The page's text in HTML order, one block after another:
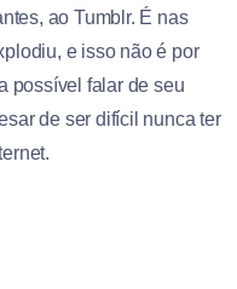
ao Tumblr. É nas
e isso não é por
possível falar de seu
de ser difícil nunca ter